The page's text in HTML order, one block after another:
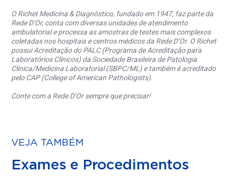
O Richet Medicina & Diagnóstico, fundado em 1947, faz parte da
Rede D’Or, conta com diversas unidades de atendimento
ambulatorial e processa as amostras de testes mais complexos
coletadas nos hospitais e centros médicos da Rede D’Or. O Richet
possui Acreditação do PALC (Programa de Acreditação para
Laboratórios Clínicos) da Sociedade Brasileira de Patologia
Clínica/Medicina Laboratorial (SBPC/ML) e também é acreditado
pelo CAP (College of American Pathologists).
Conte com a Rede D’Or sempre que precisar!
VEJA TAMBÉM
Exames e Procedimentos